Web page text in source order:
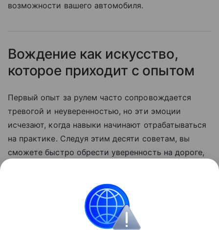
возможности вашего автомобиля.
Вождение как искусство,
которое приходит с опытом
Первый опыт за рулем часто сопровождается
тревогой и неуверенностью, но эти эмоции
исчезают, когда навыки начинают отрабатываться
на практике. Следуя этим десяти советам, вы
сможете быстро обрести уверенность на дороге,
чем просто способ передвижения. Это искусство,
требующее постоянного совершенствования и
внимания. Удачи на дорогах!